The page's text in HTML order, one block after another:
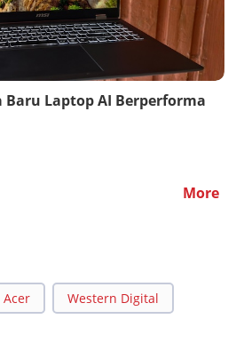
Baru Laptop AI Berperforma
More
Acer Western Digital